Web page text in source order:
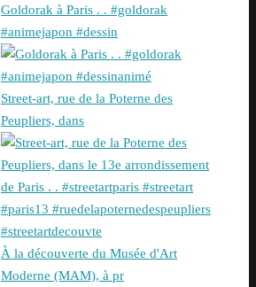
Goldorak à Paris . . #goldorak
#animejapon #dessin
Street-art, rue de la Poterne des
Peupliers, dans
À la découverte du Musée d'Art
Moderne (MAM), à pr